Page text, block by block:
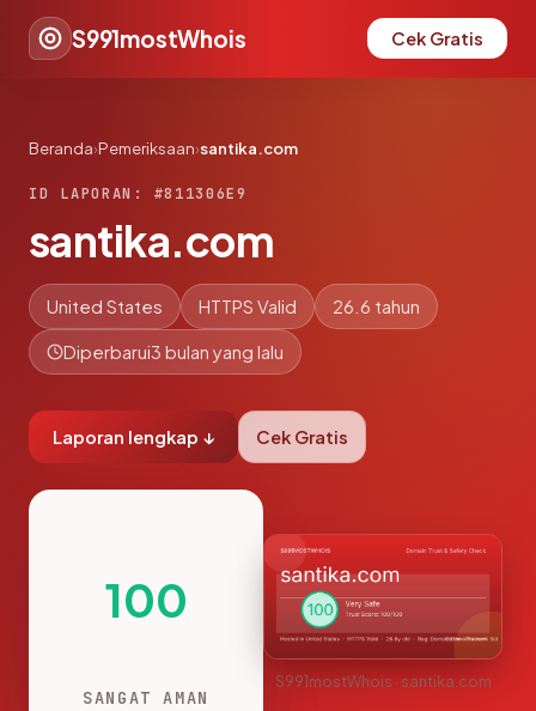
S991mostWhois Cek Gratis
Beranda›Pemeriksaan›santika.com
ID LAPORAN: #811306E9
santika.com
United States HTTPS Valid 26.6 tahun
Diperbarui3 bulan yang lalu
Laporan lengkap ↓ Cek Gratis
100
SANGAT AMAN
S991mostWhois · santika.com